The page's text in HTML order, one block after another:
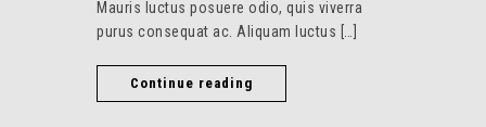
Mauris luctus posuere odio, quis viverra
purus consequat ac. Aliquam luctus […]
Continue reading